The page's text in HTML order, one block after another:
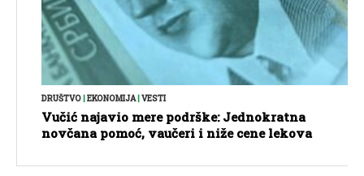
DRUŠTVO EKONOMIJA| VESTI
Vučić najavio mere podrške: Jednokratna
novčana pomoć, vaučeri i niže cene lekova